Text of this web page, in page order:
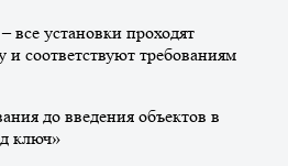
все установки проходят
и соответствуют требованиям
до введения объектов в
ключ»